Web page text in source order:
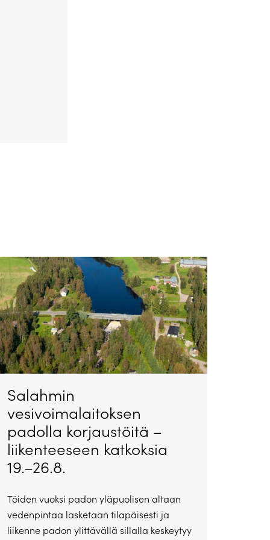
Salahmin
vesivoimalaitoksen
padolla korjaustöitä –
liikenteeseen katkoksia
19.–26.8.
Töiden vuoksi padon yläpuolisen altaan
vedenpintaa lasketaan tilapäisesti ja
liikenne padon ylittävällä sillalla keskeytyy